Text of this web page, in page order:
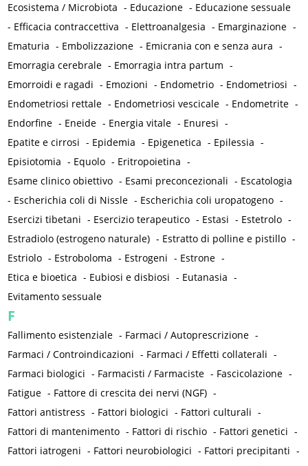
Ecosistema / Microbiota - Educazione - Educazione sessuale
- Efficacia contraccettiva - Elettroanalgesia - Emarginazione -
Ematuria - Embolizzazione - Emicrania con e senza aura -
Emorragia cerebrale - Emorragia intra partum -
Emorroidi e ragadi - Emozioni - Endometrio - Endometriosi -
Endometriosi rettale - Endometriosi vescicale - Endometrite -
Endorfine - Eneide - Energia vitale - Enuresi -
Epatite e cirrosi - Epidemia - Epigenetica - Epilessia -
Episiotomia - Equolo - Eritropoietina -
Esame clinico obiettivo - Esami preconcezionali - Escatologia
- Escherichia coli di Nissle - Escherichia coli uropatogeno -
Esercizi tibetani - Esercizio terapeutico - Estasi - Estetrolo -
Estradiolo (estrogeno naturale) - Estratto di polline e pistillo -
Estriolo - Estroboloma - Estrogeni - Estrone -
Etica e bioetica - Eubiosi e disbiosi - Eutanasia -
Evitamento sessuale
F
Fallimento esistenziale - Farmaci / Autoprescrizione -
Farmaci / Controindicazioni - Farmaci / Effetti collaterali -
Farmaci biologici - Farmacisti / Farmaciste - Fascicolazione -
Fatigue - Fattore di crescita dei nervi (NGF) -
Fattori antistress - Fattori biologici - Fattori culturali -
Fattori di mantenimento - Fattori di rischio - Fattori genetici -
Fattori iatrogeni - Fattori neurobiologici - Fattori precipitanti -